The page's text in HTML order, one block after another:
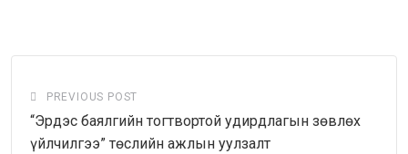
PREVIOUS POST
“Эрдэс баялгийн тогтвортой удирдлагын зөвлөх
үйлчилгээ” төслийн ажлын уулзалт